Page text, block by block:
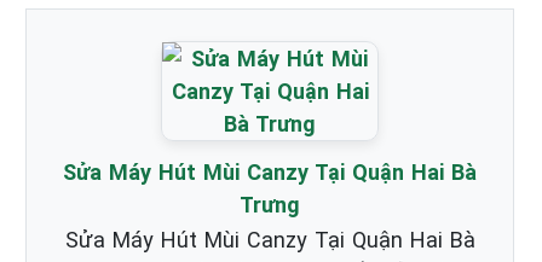
Sửa Máy Hút Mùi Canzy Tại Quận Hai Bà
Trưng
Sửa Máy Hút Mùi Canzy Tại Quận Hai Bà